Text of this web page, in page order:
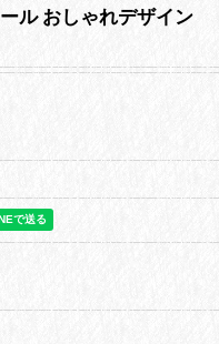
ル おしゃれデザイン